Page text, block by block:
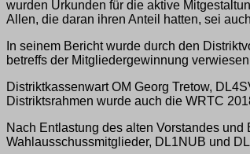
wurden Urkunden für die aktive
Allen, die daran ihren Anteil hatten, sei
In seinem Bericht wurde durch den
betreffs der Mitgliedergewinnung
Distriktkassenwart OM Georg Tretow,
Distriktsrahmen wurde auch die WRTC
Nach Entlastung des alten Vorstandes
Wahlausschussmitglieder, DL1NUB und